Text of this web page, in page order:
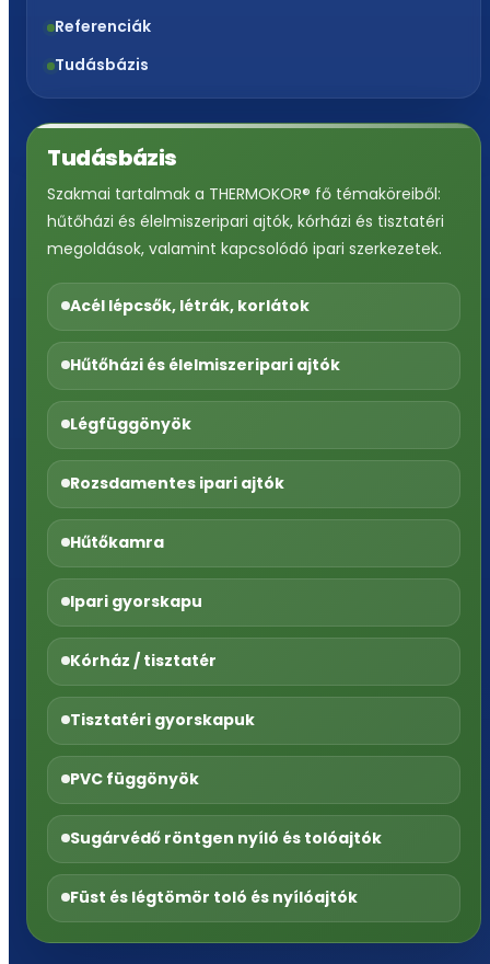
Referenciák
Tudásbázis
Tudásbázis
Szakmai tartalmak a THERMOKOR® fő témaköreiből:
hűtőházi és élelmiszeripari ajtók, kórházi és tisztatéri
megoldások, valamint kapcsolódó ipari szerkezetek.
Acél lépcsők, létrák, korlátok
Hűtőházi és élelmiszeripari ajtók
Légfüggönyök
Rozsdamentes ipari ajtók
Hűtőkamra
Ipari gyorskapu
Kórház / tisztatér
Tisztatéri gyorskapuk
PVC függönyök
Sugárvédő röntgen nyíló és tolóajtók
Füst és légtömör toló és nyílóajtók